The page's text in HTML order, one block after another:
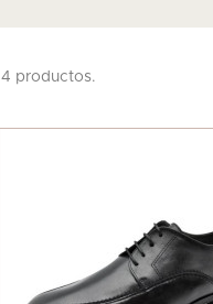
4 productos.